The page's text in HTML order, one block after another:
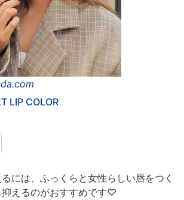
LIP COLOR
には、ふっくらと女性らしい唇をつく
抑えるのがおすすめです♡